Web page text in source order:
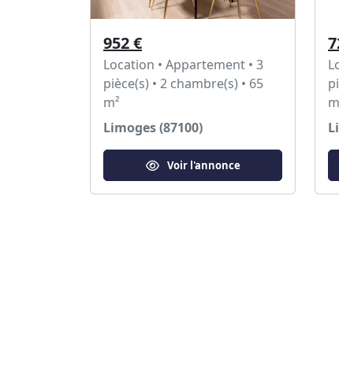
952 €
Location • Appartement • 3
pièce(s) • 2 chambre(s) • 65
m²
Limoges (87100)
Voir l'annonce